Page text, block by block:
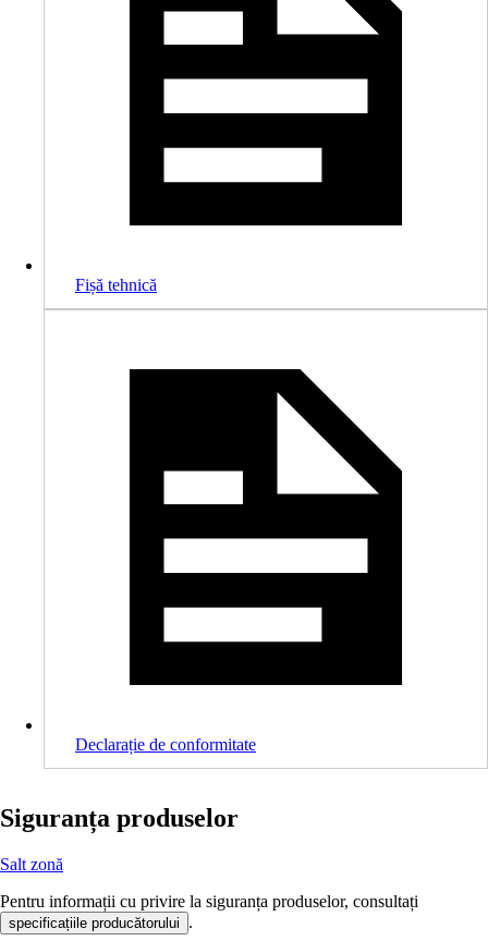
Fișă tehnică
Declarație de conformitate
Siguranța produselor
Salt zonă
Pentru informații cu privire la siguranța produselor, consultați
specificațiile producătorului .